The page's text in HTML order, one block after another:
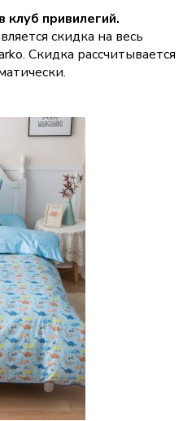
клуб привилегий.
скидка на весь
Скидка рассчитывается